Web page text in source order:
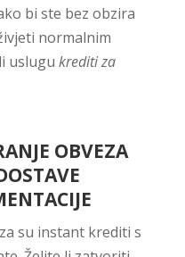
bi ste bez obzira
normalnim
uslugu krediti za
OBVEZA
su instant krediti s